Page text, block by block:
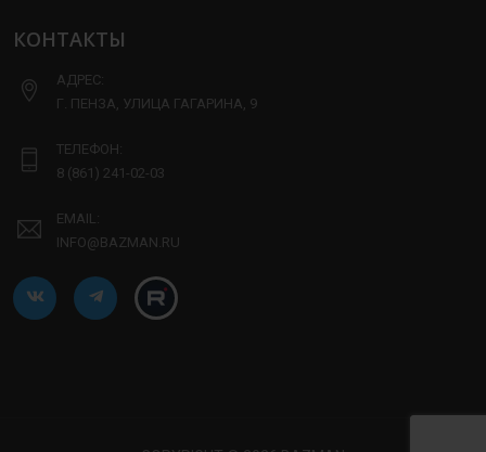
КОНТАКТЫ
АДРЕС:
Г. ПЕНЗА, УЛИЦА ГАГАРИНА, 9
ТЕЛЕФОН:
8 (861) 241-02-03
EMAIL:
INFO@BAZMAN.RU